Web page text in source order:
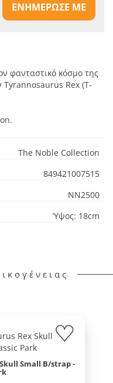
ΕΝΗΜΕΡΩΣΕ ΜΕ
φανταστικό κόσμο της
Tyrannosaurus Rex (T-
The Noble Collection
849421007515
NN2500
Ύψος: 18cm
Small B/strap -